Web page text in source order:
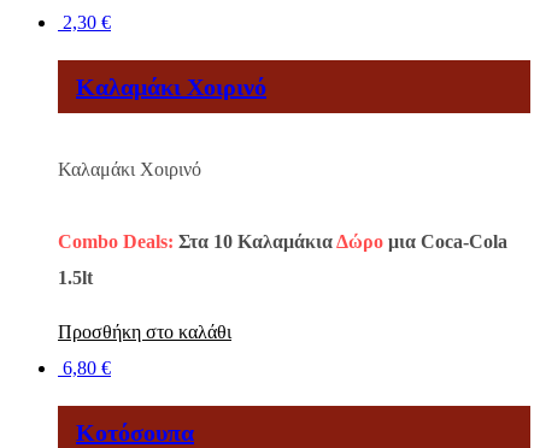
Αναψυκτικό)
ποσότητα
2,30 €
Καλαμάκι Χοιρινό
Καλαμάκι Χοιρινό
Combo Deals: Στα 10 ΚαλαμάκιαΔώρο μια Coca-Cola
1.5lt
Προσθήκη στο καλάθι
6,80 €
Κοτόσουπα